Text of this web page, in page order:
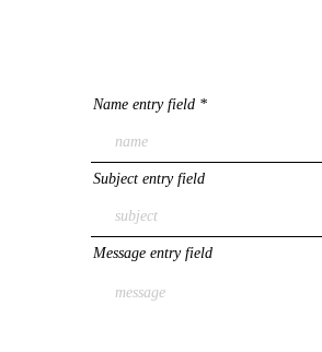
Name entry field
Subject entry field
Message entry field